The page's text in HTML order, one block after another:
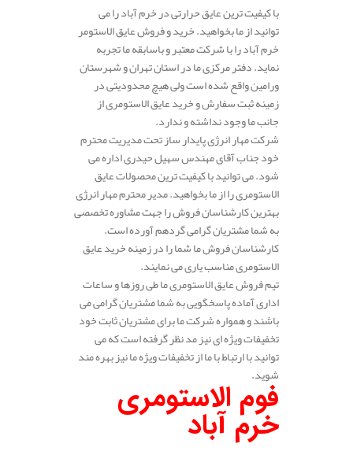
با کیفیت ترین عایق حرارتی در خرم آباد را می
توانید از ما بخواهید. خرید و فروش عایق الاستومر
خرم آباد را با شرکت معتبر و باسابقه ما تجربه
نماید. دفتر مرکزی ما در استان تهران و شهرستان
ورامین واقع شده است ولی هیچ محدودیتی در
زمینه ثبت سفارش و خرید عایق الاستومری از
جانب ما وجود نداشته و ندارد.
شرکت مهار انرژی پایدار ساز تحت مدیریت محترم
خود جناب آقای مهندس سهیل حیدری اداره می
شود. می توانید با کیفیت ترین محصولات عایق
الاستومری را از ما بخواهید. مدیر محترم مهار انرژی
بهترین کارشناسان فروش را جهت مشاوره تخصصی
به شما مشتریان گرامی گردهم آورده است.
کارشناسان فروش ما شما را در زمینه خرید عایق
الاستومری مناسب یاری می نمایند.
تیم فروش عایق الاستومری ما طی روزها و ساعات
اداری آماده پاسخگویی به شما مشتریان گرامی می
باشند و همواره شرکت ما برای مشتریان ثابت خود
تخفیفات ویژه ای نیز مد نظر گرفته است که می
توانید با ارتباط با ما از تخفیفات ویژه ما نیز بهره مند
شوید.
فوم الاستومری
خرم آباد